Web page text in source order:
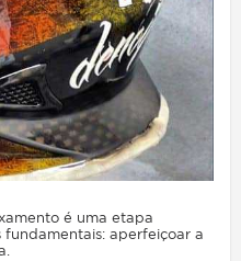
é uma etapa
fundamentais: aperfeiçoar a